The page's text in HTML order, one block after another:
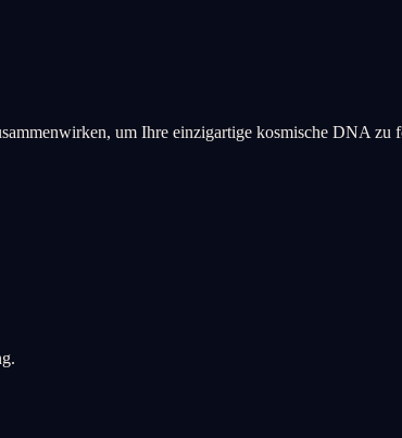
um Ihre einzigartige kosmische DNA zu